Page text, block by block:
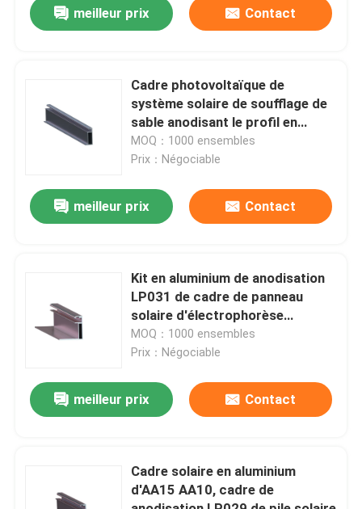
Vidéos
Exposition de VR
Contrôle de qualité
Contactez-nous
picovolte solaire montant des systèmes
meilleur prix Contact
Cadre photovoltaïque de
système solaire de soufflage de
sable anodisant le profil en
aluminium LP048 de panneau
solaire
MOQ：1000 ensembles
Prix：Négociable
meilleur prix Contact
Kit en aluminium de anodisation
LP031 de cadre de panneau
solaire d'électrophorèse
anticorrosion de cadre
MOQ：1000 ensembles
Prix：Négociable
meilleur prix Contact
Cadre solaire en aluminium
d'AA15 AA10, cadre de